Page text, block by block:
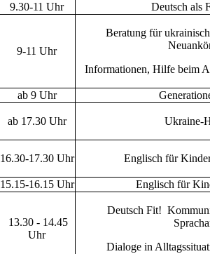
9.30-11 Uhr Deutsch als
9-11 Uhr
Beratung für
Informationen, Hilfe beim
ab 9 Uhr
ab 17.30 Uhr Ukraine-
16.30-17.30 Uhr Englisch für
15.15-16.15 Uhr Englisch für
13.30 - 14.45
Uhr
Deutsch Fit!
Dialoge in